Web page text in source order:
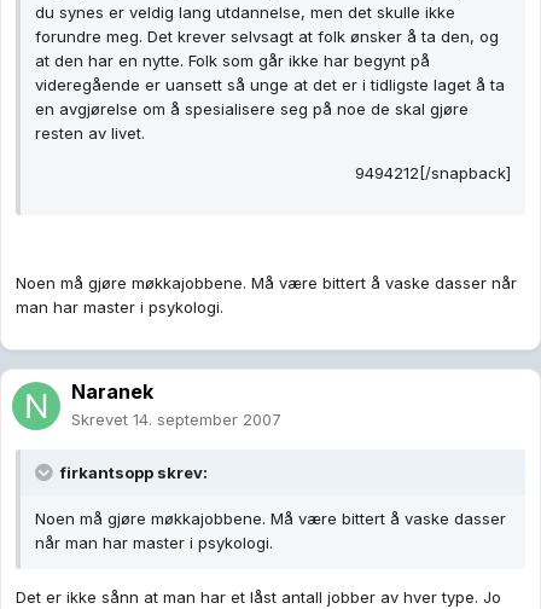
du synes er veldig lang utdannelse, men det skulle ikke
forundre meg. Det krever selvsagt at folk ønsker å ta den, og
at den har en nytte. Folk som går ikke har begynt på
videregående er uansett så unge at det er i tidligste laget å ta
en avgjørelse om å spesialisere seg på noe de skal gjøre
resten av livet.
9494212[/snapback]
Noen må gjøre møkkajobbene. Må være bittert å vaske dasser når
man har master i psykologi.
Naranek
Skrevet 14. september 2007
firkantsopp skrev:
Noen må gjøre møkkajobbene. Må være bittert å vaske dasser
når man har master i psykologi.
Det er ikke sånn at man har et låst antall jobber av hver type. Jo